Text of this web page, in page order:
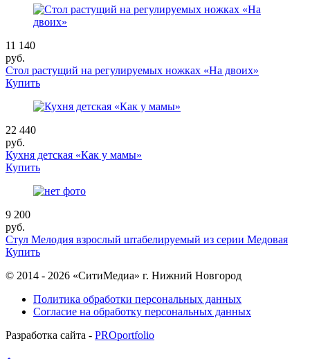
11 140
руб.
Стол растущий на регулируемых ножках «На двоих»
Купить
22 440
руб.
Кухня детская «Как у мамы»
Купить
9 200
руб.
Стул Мелодия взрослый штабелируемый из серии Медовая
Купить
© 2014 - 2026 «СитиМедиа» г. Нижний Новгород
Политика обработки персональных данных
Согласие на обработку персональных данных
Разработка сайта - PROportfolio